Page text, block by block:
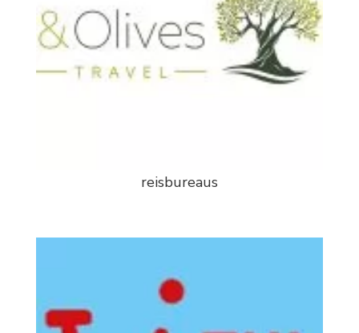
reisbureaus